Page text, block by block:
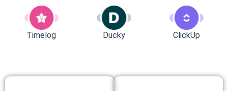
Timelog Ducky ClickUp